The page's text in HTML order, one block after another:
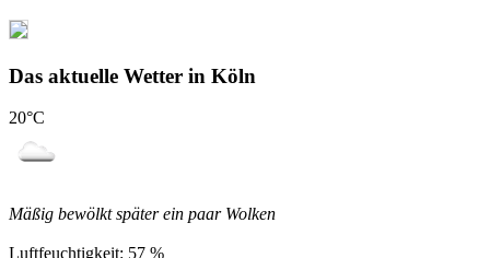
Das aktuelle Wetter in Köln
20°C
Mäßig bewölkt später ein paar Wolken
Luftfeuchtigkeit: 57 %